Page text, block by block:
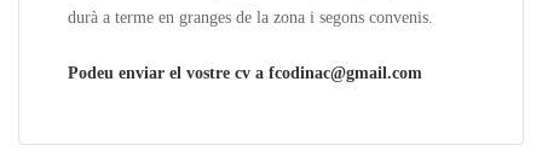
durà a terme en granges de la zona i segons convenis.
Podeu enviar el vostre cv a fcodinac@gmail.com